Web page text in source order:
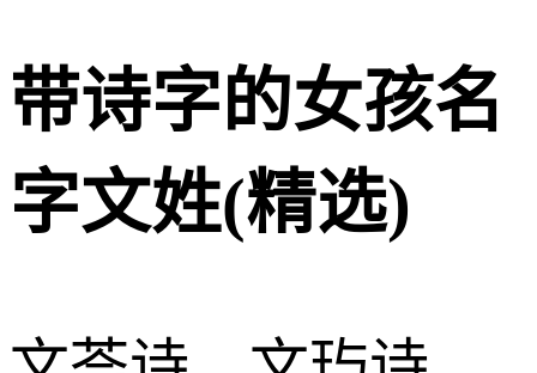
带诗字的女孩名
字文姓(精选)